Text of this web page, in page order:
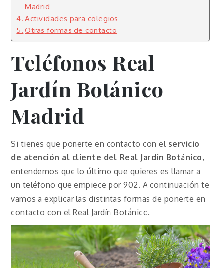
Madrid
Actividades para colegios
Otras formas de contacto
Teléfonos Real
Jardín Botánico
Madrid
Si tienes que ponerte en contacto con el servicio
de atención al cliente del Real Jardín Botánico,
entendemos que lo último que quieres es llamar a
un teléfono que empiece por 902. A continuación te
vamos a explicar las distintas formas de ponerte en
contacto con el Real Jardín Botánico.